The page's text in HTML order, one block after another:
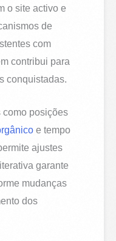
o site activo e
de
com
contribui para
conquistadas.
como posições
e tempo
ajustes
garante
mudanças
dos